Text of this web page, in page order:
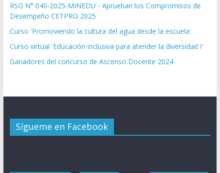
RSG N° 040-2025-MINEDU - Aprueban los Compromisos de
Desempeño CETPRO 2025
Curso 'Promoviendo la cultura del agua desde la escuela'
Curso virtual 'Educación inclusiva para atender la diversidad I'
Ganadores del concurso de Ascenso Docente 2024
Sígueme en Facebook